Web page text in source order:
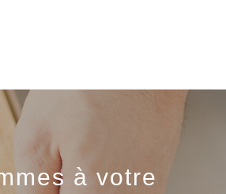
à votre